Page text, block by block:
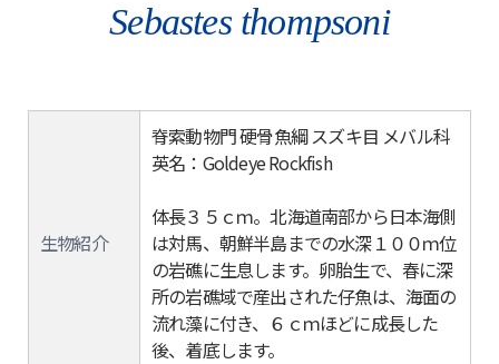
Sebastes thompsoni
生物紹介
脊索動物門 硬骨魚綱 スズキ目 メバル科
英名：Goldeye Rockfish
体長３５ｃｍ。北海道南部から日本海側
は対馬、朝鮮半島までの水深１００ｍ位
の岩礁に生息します。卵胎生で、春に深
所の岩礁域で産出された仔魚は、海面の
流れ藻に付き、６ｃｍほどに成長した
後、着底します。